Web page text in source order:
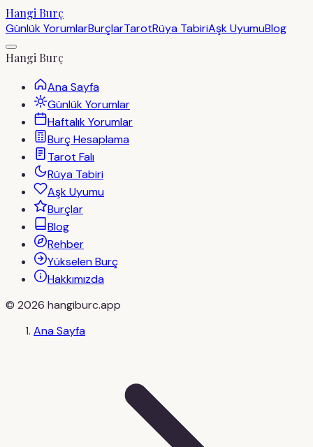
Hangi Burç
Günlük YorumlarBurçlarTarotRüya TabiriAşk UyumuBlog
Hangi Burç
Ana Sayfa
Günlük Yorumlar
Haftalık Yorumlar
Burç Hesaplama
Tarot Falı
Rüya Tabiri
Aşk Uyumu
Burçlar
Blog
Rehber
Yükselen Burç
Hakkımızda
© 2026 hangiburc.app
Ana Sayfa